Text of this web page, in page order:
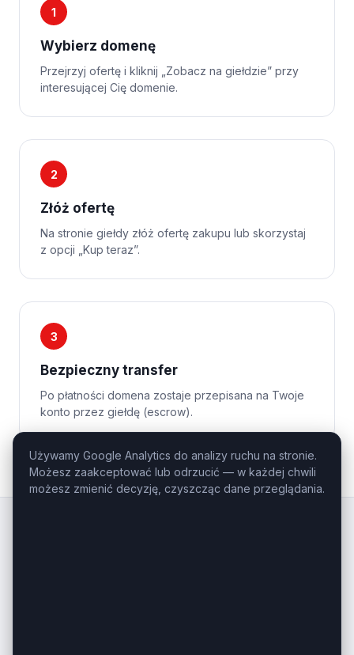
1
Wybierz domenę
Przejrzyj ofertę i kliknij „Zobacz na giełdzie” przy
interesującej Cię domenie.
2
Złóż ofertę
Na stronie giełdy złóż ofertę zakupu lub skorzystaj
z opcji „Kup teraz”.
3
Bezpieczny transfer
Po płatności domena zostaje przepisana na Twoje
konto przez giełdę (escrow).
Używamy Google Analytics do analizy ruchu na stronie.
Możesz zaakceptować lub odrzucić — w każdej chwili
możesz zmienić decyzję, czyszcząc dane przeglądania.